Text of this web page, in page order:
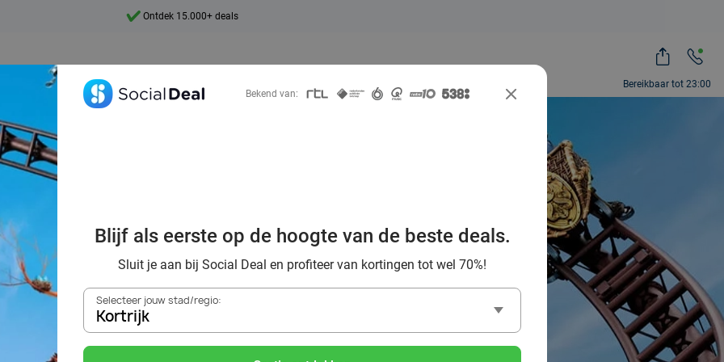
Bereikbaar tot 23:00
Ontdek 15.000+ deals
Astérix: doldwaze
met Astérix &
Obelix
Bekend van:
Blijf als eerste op de hoogte van de beste deals.
Sluit je aan bij Social Deal en profiteer van kortingen tot wel 70%!
Selecteer jouw stad/regio:
Kortrijk